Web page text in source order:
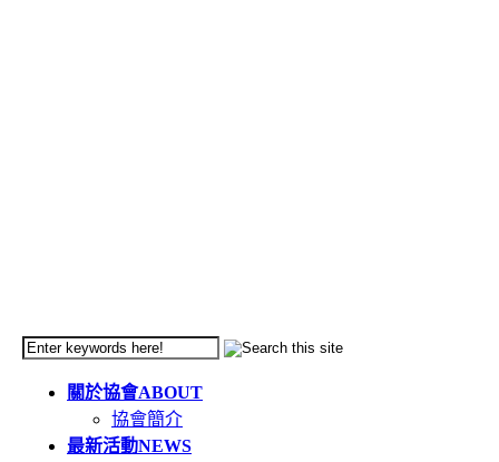
關於協會ABOUT
協會簡介
最新活動NEWS